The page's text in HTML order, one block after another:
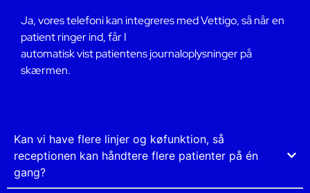
Ja, vores telefoni kan integreres med Vettigo, så når en
patient ringer ind, får I
automatisk vist patientens journaloplysninger på
skærmen.
Kan vi have flere linjer og køfunktion, så
receptionen kan håndtere flere patienter på én
gang?